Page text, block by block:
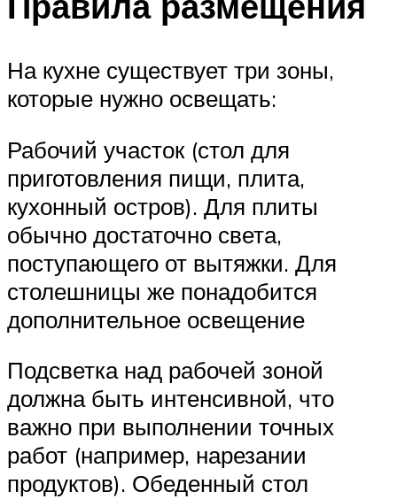
На кухне существует три зоны,
которые нужно освещать:
Рабочий участок (стол для
приготовления пищи, плита,
кухонный остров). Для плиты
обычно достаточно света,
поступающего от вытяжки. Для
столешницы же понадобится
дополнительное освещение
Подсветка над рабочей зоной
должна быть интенсивной, что
важно при выполнении точных
работ (например, нарезании
продуктов). Обеденный стол